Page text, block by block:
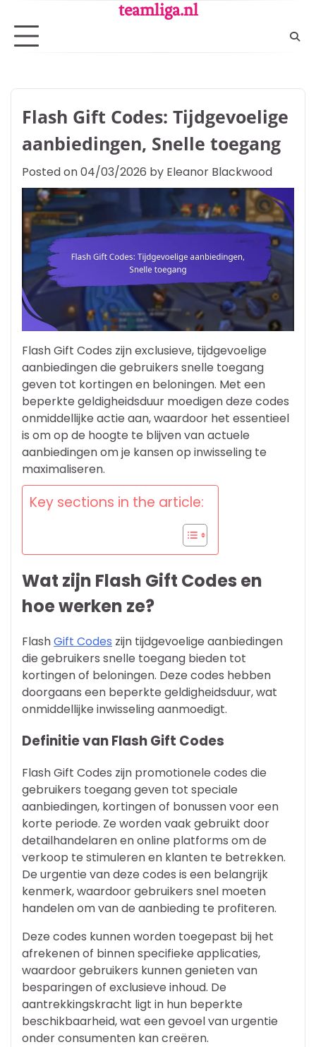
content
teamliga.nl
Flash Gift Codes: Tijdgevoelige
aanbiedingen, Snelle toegang
Posted on04/03/2026 by Eleanor Blackwood
Flash Gift Codes zijn exclusieve, tijdgevoelige
aanbiedingen die gebruikers snelle toegang
geven tot kortingen en beloningen. Met een
beperkte geldigheidsduur moedigen deze codes
onmiddellijke actie aan, waardoor het essentieel
is om op de hoogte te blijven van actuele
aanbiedingen om je kansen op inwisseling te
maximaliseren.
Key sections in the article:
Wat zijn Flash Gift Codes en
hoe werken ze?
FlashGift Codes zijn tijdgevoelige aanbiedingen
die gebruikers snelle toegang bieden tot
kortingen of beloningen. Deze codes hebben
doorgaans een beperkte geldigheidsduur, wat
onmiddellijke inwisseling aanmoedigt.
Definitie van Flash Gift Codes
Flash Gift Codes zijn promotionele codes die
gebruikers toegang geven tot speciale
aanbiedingen, kortingen of bonussen voor een
korte periode. Ze worden vaak gebruikt door
detailhandelaren en online platforms om de
verkoop te stimuleren en klanten te betrekken.
De urgentie van deze codes is een belangrijk
kenmerk, waardoor gebruikers snel moeten
handelen om van de aanbieding te profiteren.
Deze codes kunnen worden toegepast bij het
afrekenen of binnen specifieke applicaties,
waardoor gebruikers kunnen genieten van
besparingen of exclusieve inhoud. De
aantrekkingskracht ligt in hun beperkte
beschikbaarheid, wat een gevoel van urgentie
onder consumenten kan creëren.